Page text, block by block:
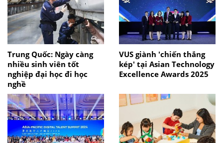
Trung Quốc: Ngày càng
nhiều sinh viên tốt
nghiệp đại học đi học
nghề
VUS giành 'chiến thắng
kép' tại Asian Technology
Excellence Awards 2025